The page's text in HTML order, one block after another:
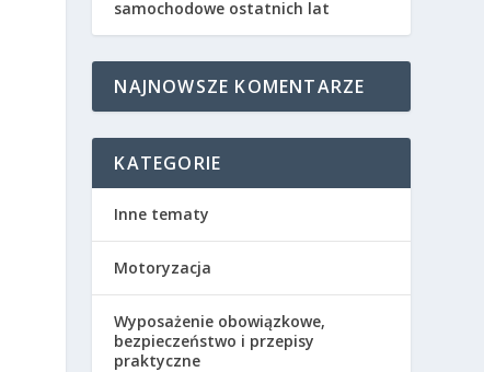
samochodowe ostatnich lat
NAJNOWSZE KOMENTARZE
KATEGORIE
Inne tematy
Motoryzacja
Wyposażenie obowiązkowe,
bezpieczeństwo i przepisy
praktyczne